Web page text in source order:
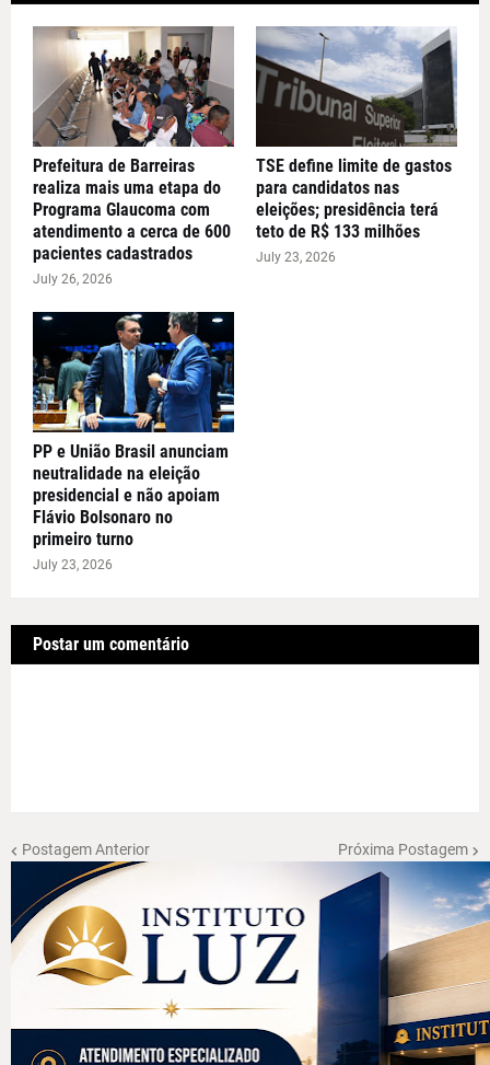
Prefeitura de Barreiras
realiza mais uma etapa do
Programa Glaucoma com
atendimento a cerca de 600
pacientes cadastrados
July 26, 2026
TSE define limite de gastos
para candidatos nas
eleições; presidência terá
teto de R$ 133 milhões
July 23, 2026
PP e União Brasil anunciam
neutralidade na eleição
presidencial e não apoiam
Flávio Bolsonaro no
primeiro turno
July 23, 2026
Postar um comentário
Postagem Anterior Próxima Postagem